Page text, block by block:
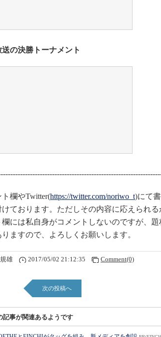
の決勝トーナメント
ト欄やTwitter(https://twitter.com/noriwo_t)にて
けております。ただしその内容に応えられ
欄には私自身がコメントしないのですが、
りますので、よろしくお願いします。
雄 2017/05/02 21:12:35 Comment(0)
次の投稿へ
記事が関連あるようです